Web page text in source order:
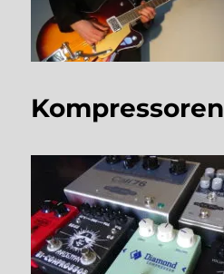
Kompressoren